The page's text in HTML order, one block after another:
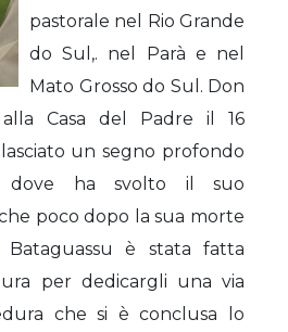
pastorale nel Rio Grande
do Sul,. nel Parà e nel
Mato Grosso do Sul. Don
Casa del Padre il 16
un segno profondo
dove ha svolto il suo
poco dopo la sua morte
è stata fatta
per dedicargli una via
che si è conclusa lo